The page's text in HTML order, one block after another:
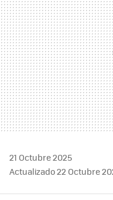
21 Octubre 2025
Actualizado 22 Octubre